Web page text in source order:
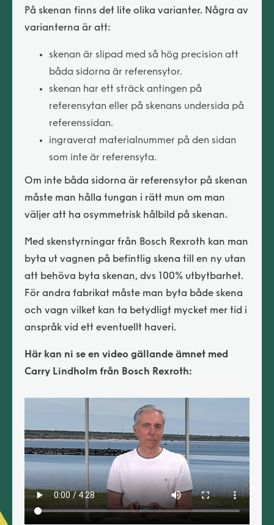
På skenan finns det lite olika varianter. Några av
varianterna är att:
skenan är slipad med så hög precision att
båda sidorna är referensytor.
skenan har ett sträck antingen på
referensytan eller på skenans undersida på
referenssidan.
ingraverat materialnummer på den sidan
som inte är referensyta.
Om inte båda sidorna är referensytor på skenan
måste man hålla tungan i rätt mun om man
väljer att ha osymmetrisk hålbild på skenan.
Med skenstyrningar från Bosch Rexroth kan man
byta ut vagnen på befintlig skena till en ny utan
att behöva byta skenan, dvs 100% utbytbarhet.
För andra fabrikat måste man byta både skena
och vagn vilket kan ta betydligt mycket mer tid i
anspråk vid ett eventuellt haveri.
Här kan ni se en video gällande ämnet med
Carry Lindholm från Bosch Rexroth: